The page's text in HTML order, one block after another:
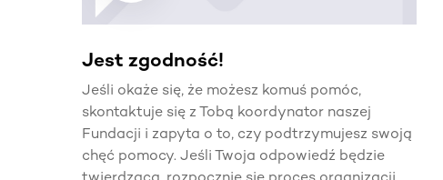
Jest zgodność!
Jeśli okaże się, że możesz komuś pomóc,
skontaktuje się z Tobą koordynator naszej
Fundacji i zapyta o to, czy podtrzymujesz swoją
chęć pomocy. Jeśli Twoja odpowiedź będzie